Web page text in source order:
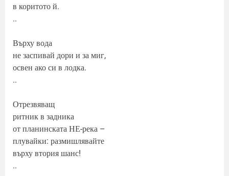
в коритото й.
..
Върху вода
не заспивай дори и за миг,
освен ако си в лодка.
..
Отрезвяващ
ритник в задника
от планинската НЕ-река –
плувайки: размишлявайте
върху втория шанс!
..